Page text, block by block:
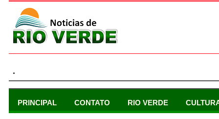
.
PRINCIPAL CONTATO RIO VERDE